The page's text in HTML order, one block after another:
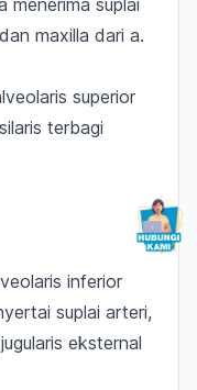
menerima suplai
dan maxilla dari a.
superior
terbagi
inferior
suplai arteri,
jugularis eksternal